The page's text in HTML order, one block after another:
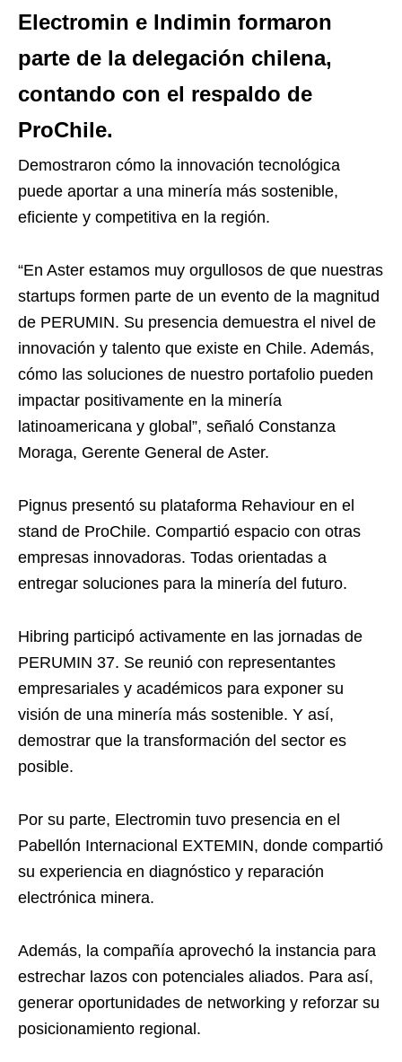
Electromin e Indimin formaron
parte de la delegación chilena,
contando con el respaldo de
ProChile.
Demostraron cómo la innovación tecnológica
puede aportar a una minería más sostenible,
eficiente y competitiva en la región.
“En Aster estamos muy orgullosos de que nuestras
startups formen parte de un evento de la magnitud
de PERUMIN. Su presencia demuestra el nivel de
innovación y talento que existe en Chile. Además,
cómo las soluciones de nuestro portafolio pueden
impactar positivamente en la minería
latinoamericana y global”, señaló Constanza
Moraga, Gerente General de Aster.
Pignus presentó su plataforma Rehaviour en el
stand de ProChile. Compartió espacio con otras
empresas innovadoras. Todas orientadas a
entregar soluciones para la minería del futuro.
Hibring participó activamente en las jornadas de
PERUMIN 37. Se reunió con representantes
empresariales y académicos para exponer su
visión de una minería más sostenible. Y así,
demostrar que la transformación del sector es
posible.
Por su parte, Electromin tuvo presencia en el
Pabellón Internacional EXTEMIN, donde compartió
su experiencia en diagnóstico y reparación
electrónica minera.
Además, la compañía aprovechó la instancia para
estrechar lazos con potenciales aliados. Para así,
generar oportunidades de networking y reforzar su
posicionamiento regional.